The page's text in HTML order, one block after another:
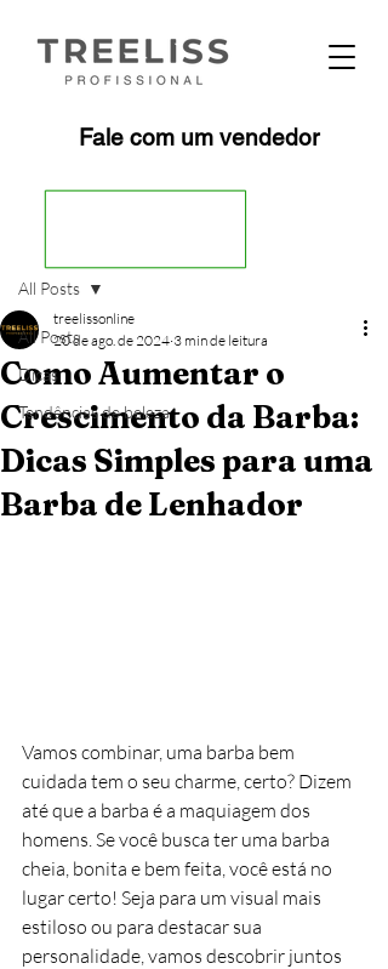
Fale com um vendedor
All Posts
Dicas
Tendências de beleza
All Posts
Como Aumentar o
Crescimento da Barba:
Dicas Simples para uma
Barba de Lenhador
treelissonline
20 de ago. de 2024 3 min de leitura
Vamos combinar, uma barba bem
cuidada tem o seu charme, certo? Dizem
até que a barba é a maquiagem dos
homens. Se você busca ter uma barba
cheia, bonita e bem feita, você está no
lugar certo! Seja para um visual mais
estiloso ou para destacar sua
personalidade, vamos descobrir juntos